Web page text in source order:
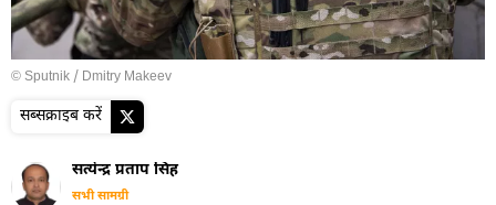
© Sputnik / Dmitry Makeev
सब्सक्राइब करें
सत्येन्द्र प्रताप सिंह
सभी सामग्री